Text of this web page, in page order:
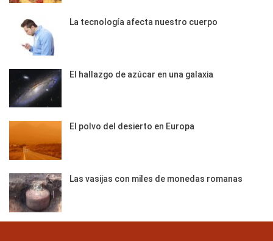
La tecnología afecta nuestro cuerpo
El hallazgo de azúcar en una galaxia
El polvo del desierto en Europa
Las vasijas con miles de monedas romanas